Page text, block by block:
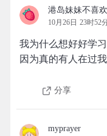
港岛妹妹不喜
10月26日 23时52
我为什么想好好学
因为真的有人在过
分享
myprayer